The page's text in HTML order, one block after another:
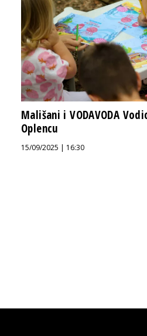
Mališani i VODAVODA
Oplencu
15/09/2025 | 16:30